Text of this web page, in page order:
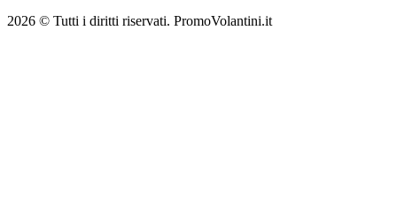
2026 © Tutti i diritti riservati. PromoVolantini.it